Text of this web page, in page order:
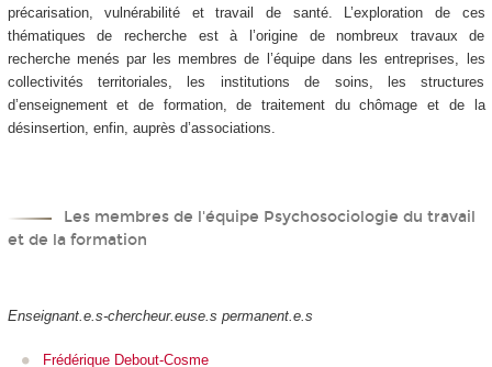
précarisation, vulnérabilité et travail de santé. L’exploration de ces
thématiques de recherche est à l’origine de nombreux travaux de
recherche menés par les membres de l’équipe dans les entreprises, les
collectivités territoriales, les institutions de soins, les structures
d’enseignement et de formation, de traitement du chômage et de la
désinsertion, enfin, auprès d’associations.
Les membres de l'équipe Psychosociologie du travail
et de la formation
Enseignant.e.s-chercheur.euse.s permanent.e.s
Frédérique Debout-Cosme